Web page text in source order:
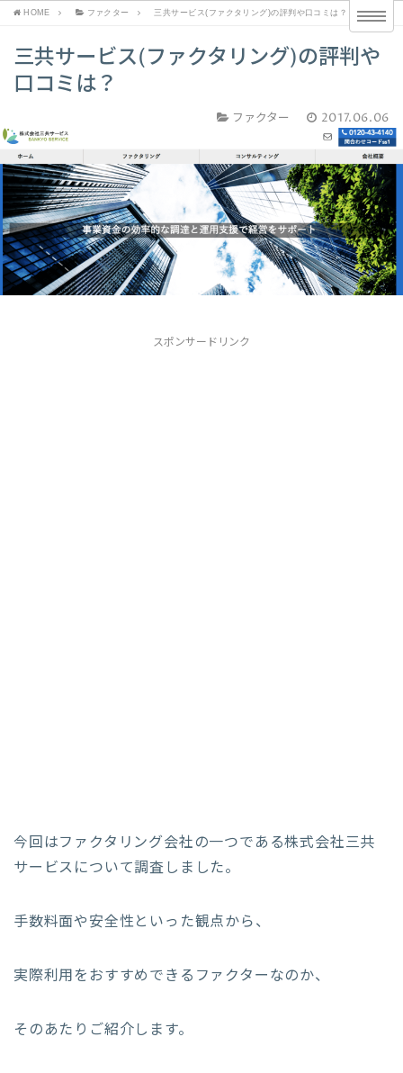
HOME ファクター 三共サービス(ファクタリング)の評判や口コミは？
三共サービス(ファクタリング)の評判や
口コミは？
ファクター 2017.06.06
スポンサードリンク
今回はファクタリング会社の一つである株式会社三共
サービスについて調査しました。
手数料面や安全性といった観点から、
実際利用をおすすめできるファクターなのか、
そのあたりご紹介します。